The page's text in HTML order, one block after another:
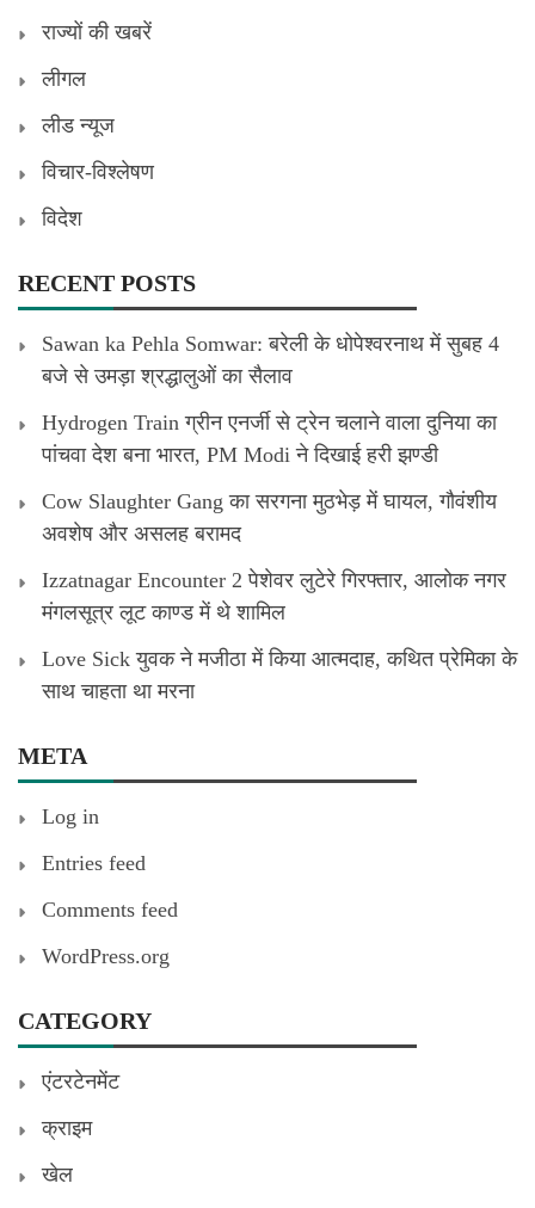
राज्यों की खबरें
लीगल
लीड न्यूज
विचार-विश्लेषण
विदेश
RECENT POSTS
Sawan ka Pehla Somwar: बरेली के धोपेश्वरनाथ में सुबह 4
बजे से उमड़ा श्रद्धालुओं का सैलाव
Hydrogen Train ग्रीन एनर्जी से ट्रेन चलाने वाला दुनिया का
पांचवा देश बना भारत, PM Modi ने दिखाई हरी झण्डी
Cow Slaughter Gang का सरगना मुठभेड़ में घायल, गौवंशीय
अवशेष और असलह बरामद
Izzatnagar Encounter 2 पेशेवर लुटेरे गिरफ्तार, आलोक नगर
मंगलसूत्र लूट काण्‍ड में थे शामिल
Love Sick युवक ने मजीठा में किया आत्मदाह, कथित प्रेमिका के
साथ चाहता था मरना
META
Log in
Entries feed
Comments feed
WordPress.org
CATEGORY
एंटरटेनमेंट
क्राइम
खेल